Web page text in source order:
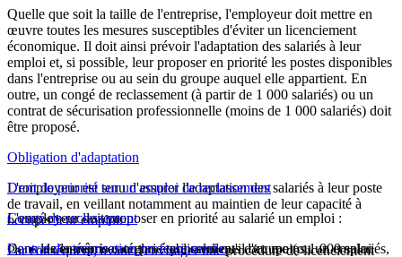
Quelle que soit la taille de l'entreprise, l'employeur doit mettre en
œuvre toutes les mesures susceptibles d'éviter un licenciement
économique. Il doit ainsi prévoir l'adaptation des salariés à leur
emploi et, si possible, leur proposer en priorité les postes disponibles
dans l'entreprise ou au sein du groupe auquel elle appartient. En
outre, un congé de reclassement (à partir de 1 000 salariés) ou un
contrat de sécurisation professionnelle (moins de 1 000 salariés) doit
être proposé.
Obligation d'adaptation
L'employeur est tenu d'assurer l'adaptation des salariés à leur poste
de travail, en veillant notamment au maintien de leur capacité à
occuper leur emploi.
Par conséquent, avant d'envisager une procédure de licenciement
Droit de priorité sur un emploi de reclassement
L'employeur doit proposer en priorité au salarié un emploi :
de la même catégorie que celui qu'il occupe (ou un emploi
Congé de reclassement
Dans les entreprises ou les établissements d'au moins 1 000 salariés,
Contrat de sécurisation professionnelle